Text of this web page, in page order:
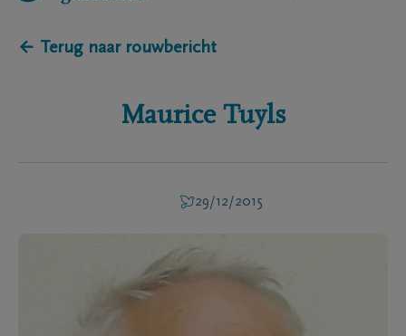
← Terug naar rouwbericht
Maurice Tuyls
29/12/2015